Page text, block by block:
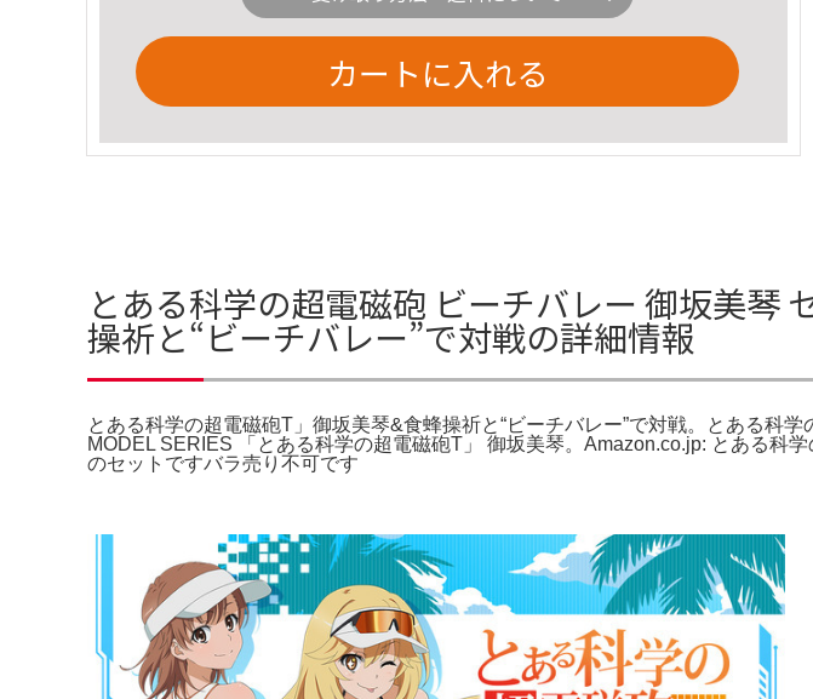
カートに入れる
とある科学の超電磁砲 ビーチバレー 御坂美琴
操祈と“ビーチバレー”で対戦の詳細情報
とある科学の超電磁砲T」御坂美琴&食蜂操祈と“ビーチバレー”で対戦。とある科
MODEL SERIES 「とある科学の超電磁砲T」 御坂美琴。Amazon.co.jp: とある科
のセットですバラ売り不可です